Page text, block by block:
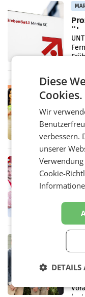
in
Diese
Cookies.
Wir
verbessern.
unserer
Cookie-
DETAILS